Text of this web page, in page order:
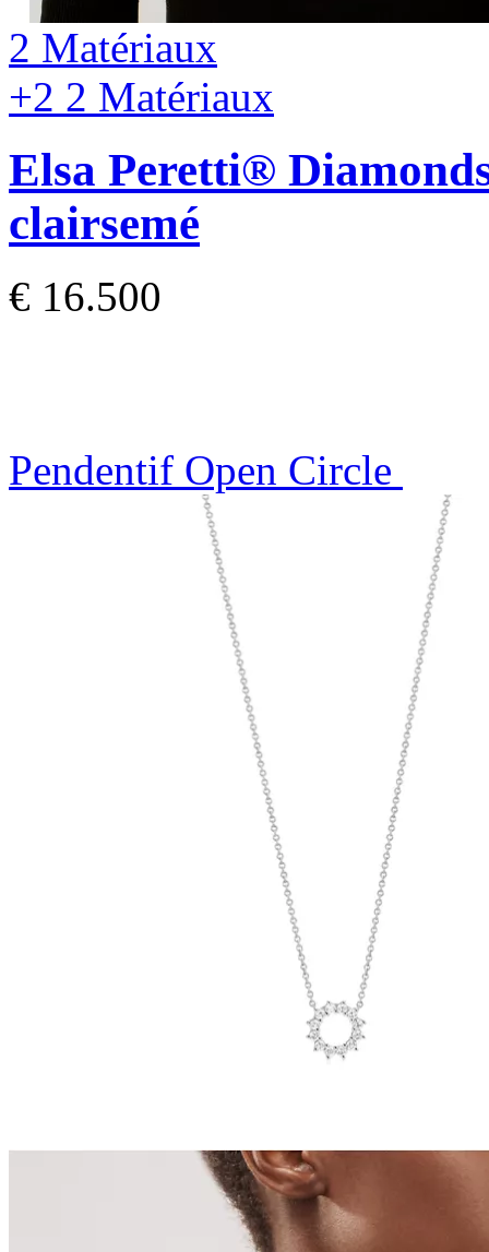
2 Matériaux
+2 2 Matériaux
Elsa Peretti®
clairsemé
€ 16.500
Pendentif Open Circle